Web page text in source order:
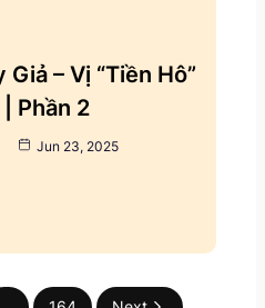
– Vị “Tiền Hô”
Phần 2
Jun 23, 2025